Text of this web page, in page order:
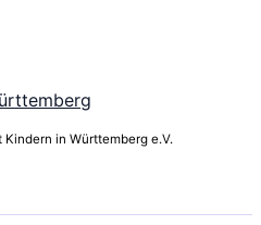
in Württemberg e.V.